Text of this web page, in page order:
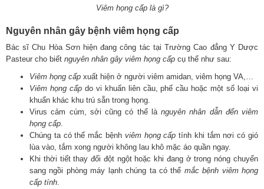
Viêm họng cấp là gì?
Nguyên nhân gây bệnh viêm họng cấp
Bác sĩ Chu Hòa Sơn hiện đang công tác tại Trường Cao đẳng Y Dược
Pasteur cho biết nguyên nhân gây viêm họng cấp cụ thể như sau:
Viêm họng cấp xuất hiện ở người viêm amidan, viêm họng VA,…
Viêm họng cấpdo vi khuẩn liên cầu, phế cầu hoặc một số loại vi
khuẩn khác khu trú sẵn trong họng.
Virus cảm cúm, sởi cũng có thể là nguyên nhân dẫn đến viêm
họng cấp
Chúng ta có thể mắc bệnh viêm họng cấp tính khi tắm nơi có gió
lùa vào, tắm xong người không lau khô mặc áo quần ngay.
Khi thời tiết thay đổi đột ngột hoặc khi đang ở trong nóng chuyển
sang ngồi phòng máy lạnh chúng ta có thể mắc bệnh viêm họng
cấp tính